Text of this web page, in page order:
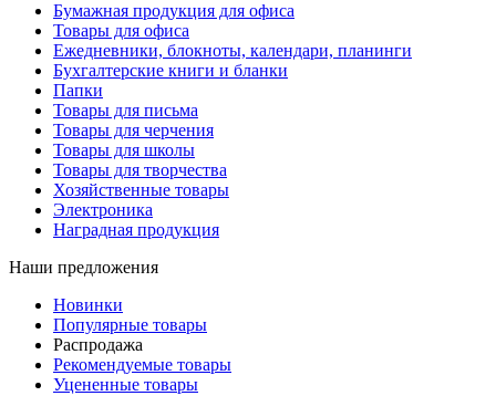
Бумажная продукция для офиса
Товары для офиса
Ежедневники, блокноты, календари, планинги
Бухгалтерские книги и бланки
Папки
Товары для письма
Товары для черчения
Товары для школы
Товары для творчества
Хозяйственные товары
Электроника
Наградная продукция
Наши предложения
Новинки
Популярные товары
Распродажа
Рекомендуемые товары
Уцененные товары